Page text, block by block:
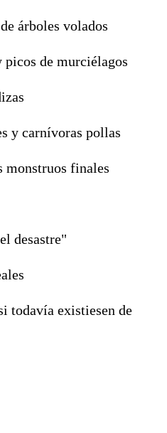
árboles volados
de murciélagos
pollas
monstruos finales
existiesen de